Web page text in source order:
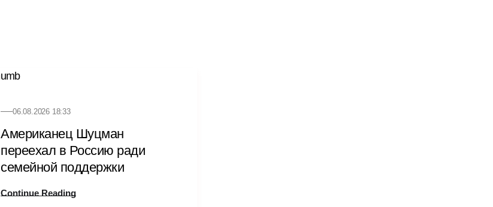
06.08.2026 18:33
Американец Шуцман
переехал в Россию ради
семейной поддержки
Continue Reading